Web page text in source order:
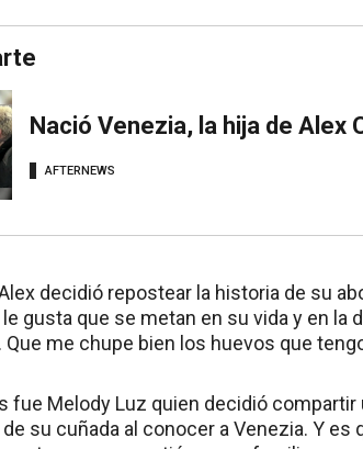
Nació Venezia, la hija de Alex
AFTERNEWS
decidió repostear la historia de su
gusta que se metan en su vida y en la
Que me chupe bien los huevos que
fue Melody Luz quien decidió
su cuñada al conocer a Venezia. Y es